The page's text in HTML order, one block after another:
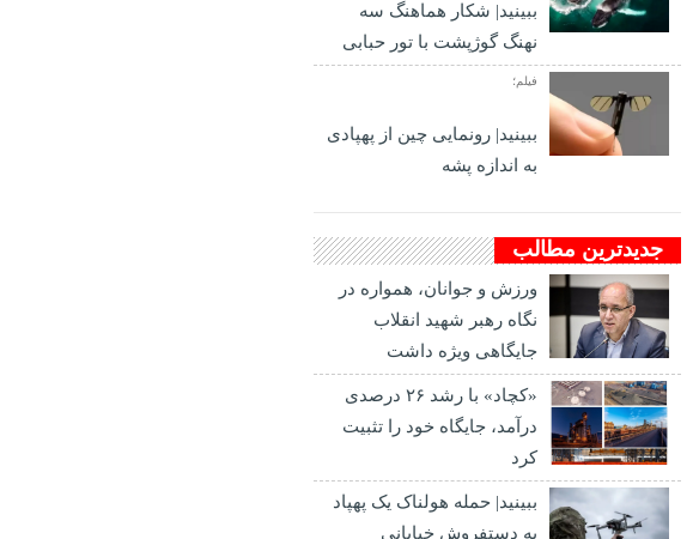
ببینید| شکار هماهنگ سه
نهنگ گوژپشت با تور حبابی
فیلم؛
ببینید| رونمایی چین از پهپادی
به اندازه پشه
جدیدترین مطالب
ورزش و جوانان، همواره در
نگاه رهبر شهید انقلاب
جایگاهی ویژه داشت
«کچاد» با رشد ۲۶ درصدی
درآمد، جایگاه خود را تثبیت
کرد
ببینید| حمله هولناک یک پهپاد
به دستفروش خیابانی